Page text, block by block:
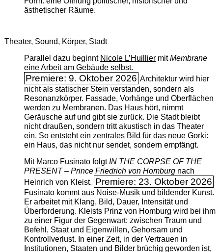
ästhetischer Räume.
Theater, Sound, Körper, Stadt
Parallel dazu beginnt Nicole L’Huilliermit ­Membrane
eine Arbeit am Gebäude selbst.
Premiere: 9. Oktober 2026 Architektur wird hier
nicht als statischer Stein verstanden, sondern als
Resonanzkörper. Fassade, Vorhänge und Oberflächen
werden zu Membranen. Das Haus hört, nimmt
Geräusche auf und gibt sie zurück. Die Stadt bleibt
nicht draußen, sondern tritt akustisch in das Theater
ein. So entsteht ein zentrales Bild für das neue Gorki:
ein Haus, das nicht nur sendet, sondern empfängt.
Mit Marco FusinatofolgtIN THE CORPSE OF THE
PRESENT – Prince Friedrich von Homburgnach
Heinrich von Kleist. Premiere: 23. Oktober 2026
Fusinato kommt aus Noise-Musik und bildender Kunst.
Er arbeitet mit Klang, Bild, Dauer, Intensität und
Überforderung. Kleists Prinz von Homburg wird bei ihm
zu einer Figur der Gegenwart: zwischen Traum und
Befehl, Staat und Eigenwillen, Gehorsam und
Kontrollverlust. In einer Zeit, in der Vertrauen in
Institutionen, Staaten und Bilder brüchig geworden ist,